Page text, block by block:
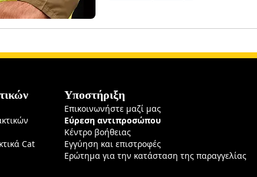
Cat
Υποστήριξη
Επικοινωνήστε μαζί μας
Εύρεση αντιπροσώπου
Κέντρο βοήθειας
Εγγύηση και επιστροφές
Ερώτημα για την κατάσταση της παραγγελίας